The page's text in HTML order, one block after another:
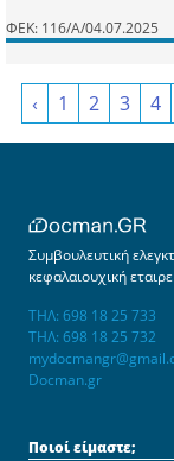
ΦΕΚ: 116/Α/04.07.2025
‹ 1 2 3 4
Συμβουλευτική
κεφαλαιουχική
ΤΗΛ: 698 18 25 733
ΤΗΛ: 698 18 25 732
Docman.gr
Ποιοί είμαστε;